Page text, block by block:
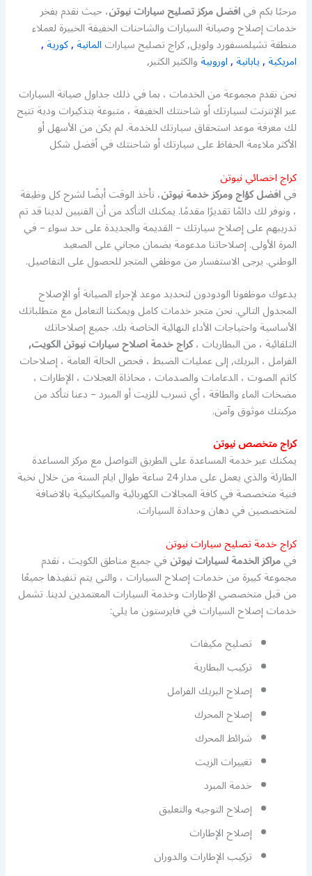
مرحبًا بكم فيافضل مركز تصليح سيارات نيوتن، حيث نقدم بفخر
خدمات إصلاح وصيانة السيارات والشاحنات الخفيفة الخبيرة لعملاء
منطقة تشيلمسفورد ولويل, كراج تصليح سياراتالمانية,كورية,
امريكية,يابانية,اوروبيةوالكثير الكثبر,
نحن نقدم مجموعة من الخدمات ، بما في ذلك جداول صيانة السيارات
عبر الإنترنت لسيارتك أو شاحنتك الخفيفة ، متبوعة بتذكيرات ودية تتيح
لك معرفة موعد استحقاق سيارتك للخدمة. لم يكن من الأسهل أو
الأكثر ملاءمة الحفاظ على سيارتك أو شاحنتك في أفضل شكل
كراج اخصائي نيوتن
فيافضل كؤاج ومركز خدمة نيوتن، نأخذ الوقت أيضًا لشرح كل وظيفة
، ونوفر لك دائمًا تقديرًا مقدمًا. يمكنك التأكد من أن الفنيين لدينا قد تم
تدريبهم على إصلاح سيارتك – القديمة والجديدة على حد سواء – في
المرة الأولى. إصلاحاتنا مدعومة بضمان مجاني على الصعيد
الوطني. يرجى الاستفسار من موظفي المتجر للحصول على التفاصيل.
يدعوك موظفونا الودودون لتحديد موعد لإجراء الصيانة أو الإصلاح
المجدول التالي. نحن متجر خدمات كامل ويمكننا التعامل مع متطلباتك
الأساسية واحتياجات الأداء النهائية الخاصة بك. جميع إصلاحاتك
التلقائية ، من البطاريات ،كراج خدمة اصلاح سيارات نيوتن الكويت,
الفرامل ، البريك, إلى عمليات الضبط ، فحص الحالة العامة ، إصلاحات
كاتم الصوت ، الدعامات والصدمات ، محاذاة العجلات ، الإطارات ،
مضخات الماء والطاقة ، أي تسرب للزيت أو المبرد – دعنا نتأكد من
مركبتك موثوق وآمن.
كراج متخصص نيوتن
يمكنك عبر خدمة المساعدة على الطريق التواصل مع مركز المساعدة
الطارئة والذي يعمل على مدار 24 ساعة طوال ايام السنة من خلال نخبة
فنية متخصصة في كافة المجالات الكهربائية والميكانيكية بالاضافة
لمتخصصين في دهان وحدادة السيارات.
كراج خدمة تصليح سيارات نيوتن
فيمراكز الخدمة لسيارات نيوتنفي جميع مناطق الكويت ، نقدم
مجموعة كبيرة من خدمات إصلاح السيارات ، والتي يتم تنفيذها جميعًا
من قبل متخصصي الإطارات وخدمة السيارات المعتمدين لدينا. تشمل
خدمات إصلاح السيارات في فايرستون ما يلي:
تصليح مكيفات
تركيب البطارية
إصلاح البريك الفرامل
إصلاح المحرك
شرائط المحرك
تغييرات الزيت
خدمة المبرد
إصلاح التوجيه والتعليق
إصلاح الإطارات
تركيب الإطارات والدوران